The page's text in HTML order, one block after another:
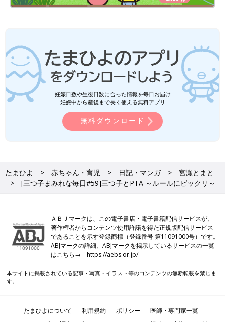
妊娠日数や生後日数に合った情報を毎日お届け
妊娠中から産後まで長く使える無料アプリ
無料ダウンロード
たまひよ 赤ちゃん・育児 日記・マンガ
宮瀬とまと
[三つ子まみれな毎日#59]三つ子とPTA ～ルールにビックリ～
ＡＢＪマークは、この電子書店・電子書籍配信サービスが、
著作権者からコンテンツ使用許諾を得た正規版配信サービス
であることを示す登録商標（登録番号 第11091000号）です。
ABJマークの詳細、ABJマークを掲示しているサービスの一覧
はこちら→https://aebs.or.jp/
本サイトに掲載されている記事・写真・イラスト等のコンテンツの無断転載を禁じま
す。
たまひよについて 利用規約 ポリシー
医師・専門家一覧